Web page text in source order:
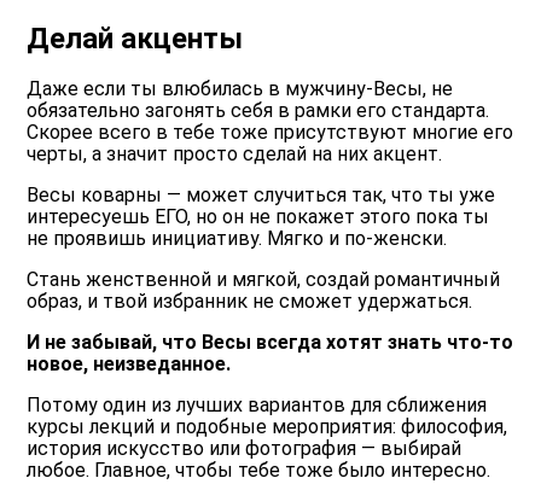
Делай акценты
Даже если ты влюбилась в мужчину-Весы, не
обязательно загонять себя в рамки его стандарта.
Скорее всего в тебе тоже присутствуют многие его
черты, а значит просто сделай на них акцент.
Весы коварны — может случиться так, что ты уже
интересуешь ЕГО, но он не покажет этого пока ты
не проявишь инициативу. Мягко и по-женски.
Стань женственной и мягкой, создай романтичный
образ, и твой избранник не сможет удержаться.
И не забывай, что Весы всегда хотят знать что-то
новое, неизведанное.
Потому один из лучших вариантов для сближения
курсы лекций и подобные мероприятия: философия,
история искусство или фотография — выбирай
любое. Главное, чтобы тебе тоже было интересно.